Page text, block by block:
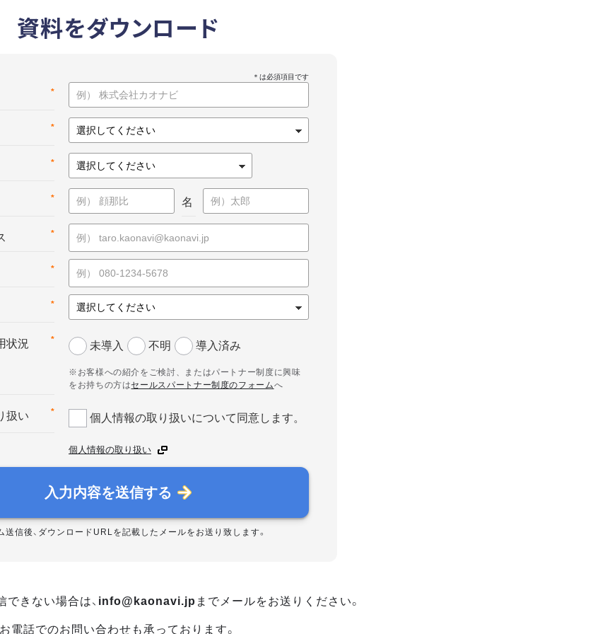
資料をダウンロード
*
*
*
* 名
*
*
*
*
状況 未導入 不明 導入済み
※お客様への紹介をご検討、またはパートナー制度に興味
をお持ちの方はセールスパートナー制度のフォームへ
*
扱い 個人情報の取り扱いについて同意します。
個人情報の取り扱い
入力内容を送信する
送信後、ダウンロードURLを記載したメールをお送り致します。
きない場合は、 info@kaonavi.jp までメールをお送りください。
お電話でのお問い合わせも承っております。